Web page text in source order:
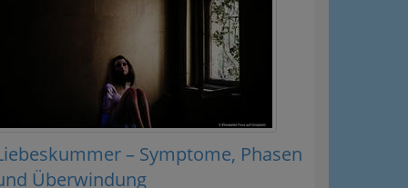
– Symptome, Phasen
Überwindung